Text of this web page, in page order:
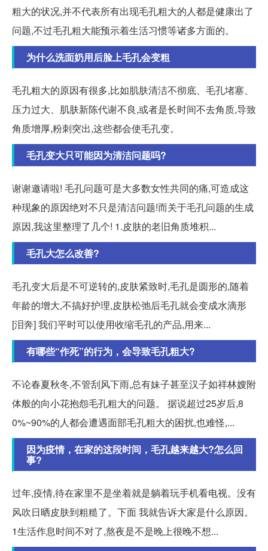
粗大的状况,并不代表所有出现毛孔粗大的人都是健康出了
问题,不过毛孔粗大能预示着生活习惯等诸多方面的。
为什么洗面奶用后脸上毛孔会变粗
毛孔粗大的原因有很多,比如肌肤清洁不彻底、毛孔堵塞、
压力过大、肌肤新陈代谢不良,或者是长时间不去角质,导致
角质增厚,粉刺突出,这些都会使毛孔变。
毛孔变大只可能因为清洁问题吗?
谢谢邀请啦! 毛孔问题可是大多数女性共同的痛,可造成这
种现象的原因绝对不只是清洁问题!而关于毛孔问题的生成
原因,我这里整理了几个! 1.皮肤的老旧角质堆积...
毛孔大怎么改善?
毛孔变大后是不可逆转的,皮肤紧致时,毛孔是圆形的,随着
年龄的增大,不搞好护理,皮肤松弛后毛孔就会变成水滴形
[泪奔] 我们平时可以使用收缩毛孔的产品,用来...
有哪些“作死”的行为，会导致毛孔粗大?
不论春夏秋冬,不管刮风下雨,总有妹子甚至汉子如祥林嫂附
体般的向小花抱怨毛孔粗大的问题。 据说超过25岁后,8
0%~90%的人都会遭遇面部毛孔粗大的困扰,也难怪,...
因为疫情，在家的这段时间，毛孔越来越大?怎么回
事?
过年,疫情,待在家里不是坐着就是躺着玩手机看电视。没有
风吹日晒皮肤到粗糙了。下面 我就告诉大家是什么原因。
1生活作息时间不对了,熬夜是不是晚上很晚不想...